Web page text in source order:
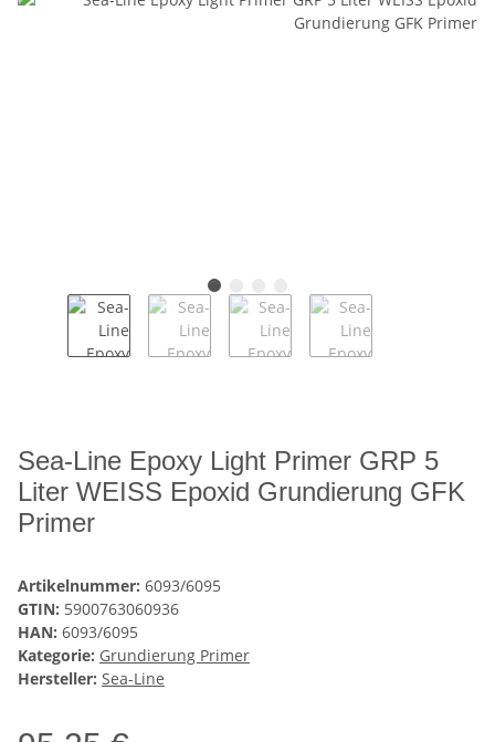
Sea-Line Epoxy Light Primer GRP 5
Liter WEISS Epoxid Grundierung GFK
Primer
Artikelnummer: 6093/6095
GTIN: 5900763060936
HAN: 6093/6095
Kategorie: Grundierung Primer
Hersteller: Sea-Line